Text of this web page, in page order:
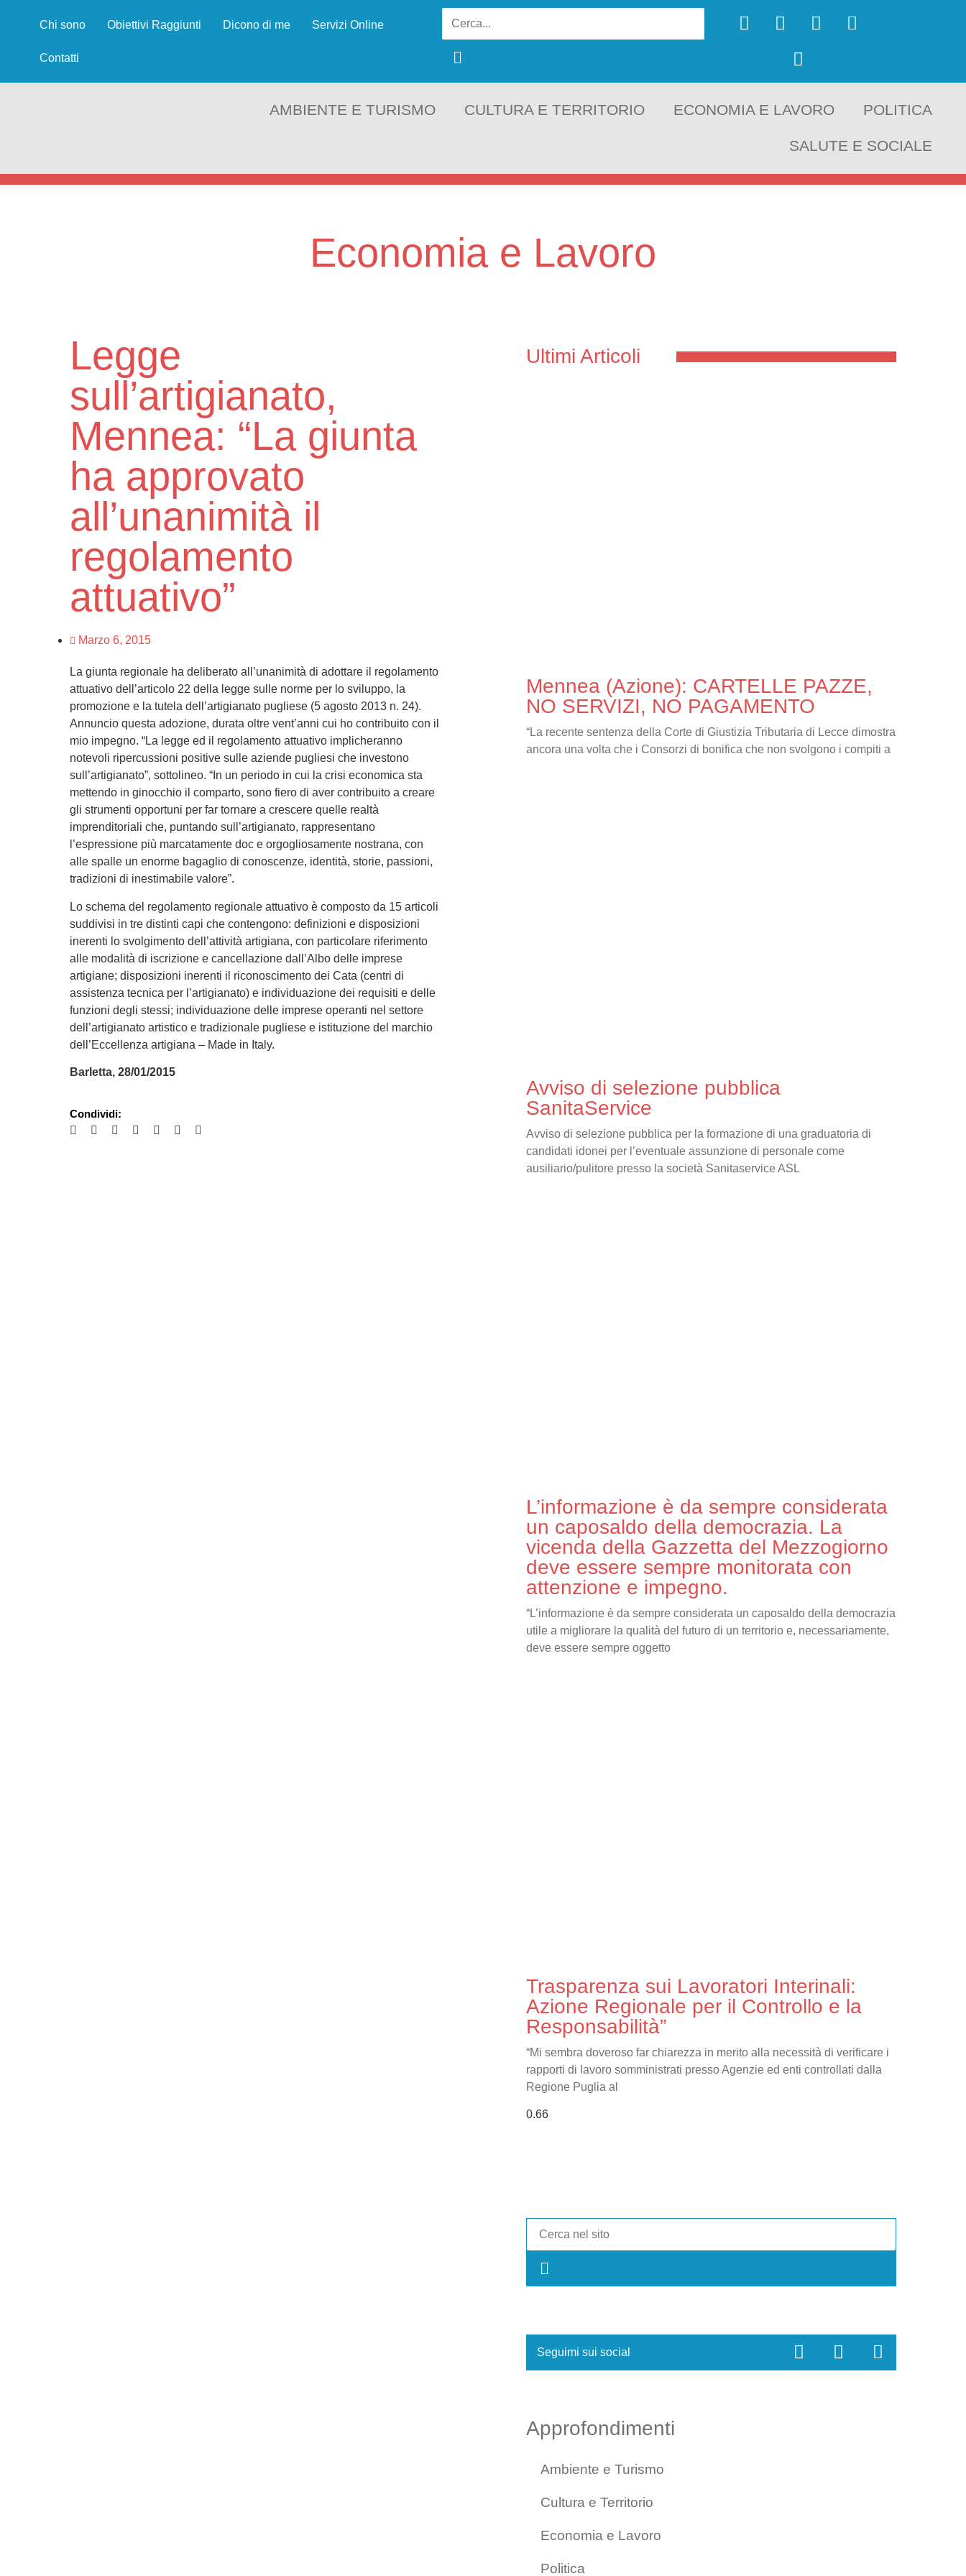
Chi sono Obiettivi Raggiunti Dicono di me Servizi Online
Contatti
AMBIENTE E TURISMO CULTURA E TERRITORIO ECONOMIA E LAVORO POLITICA
SALUTE E SOCIALE
Economia e Lavoro
Legge
sull’artigianato,
Mennea: “La giunta
ha approvato
all’unanimità il
regolamento
attuativo”
Marzo 6, 2015
La giunta regionale ha deliberato all’unanimità di adottare il regolamento
attuativo dell’articolo 22 della legge sulle norme per lo sviluppo, la
promozione e la tutela dell’artigianato pugliese (5 agosto 2013 n. 24).
Annuncio questa adozione, durata oltre vent’anni cui ho contribuito con il
mio impegno. “La legge ed il regolamento attuativo implicheranno
notevoli ripercussioni positive sulle aziende pugliesi che investono
sull’artigianato”, sottolineo. “In un periodo in cui la crisi economica sta
mettendo in ginocchio il comparto, sono fiero di aver contribuito a creare
gli strumenti opportuni per far tornare a crescere quelle realtà
imprenditoriali che, puntando sull’artigianato, rappresentano
l’espressione più marcatamente doc e orgogliosamente nostrana, con
alle spalle un enorme bagaglio di conoscenze, identità, storie, passioni,
tradizioni di inestimabile valore”.
Lo schema del regolamento regionale attuativo è composto da 15 articoli
suddivisi in tre distinti capi che contengono: definizioni e disposizioni
inerenti lo svolgimento dell’attività artigiana, con particolare riferimento
alle modalità di iscrizione e cancellazione dall’Albo delle imprese
artigiane; disposizioni inerenti il riconoscimento dei Cata (centri di
assistenza tecnica per l’artigianato) e individuazione dei requisiti e delle
funzioni degli stessi; individuazione delle imprese operanti nel settore
dell’artigianato artistico e tradizionale pugliese e istituzione del marchio
dell’Eccellenza artigiana – Made in Italy.
Barletta, 28/01/2015
Condividi:
Ultimi Articoli
Mennea (Azione): CARTELLE PAZZE,
NO SERVIZI, NO PAGAMENTO
“La recente sentenza della Corte di Giustizia Tributaria di Lecce dimostra
ancora una volta che i Consorzi di bonifica che non svolgono i compiti a
Avviso di selezione pubblica
SanitaService
Avviso di selezione pubblica per la formazione di una graduatoria di
candidati idonei per l’eventuale assunzione di personale come
ausiliario/pulitore presso la società Sanitaservice ASL
L’informazione è da sempre considerata
un caposaldo della democrazia. La
vicenda della Gazzetta del Mezzogiorno
deve essere sempre monitorata con
attenzione e impegno.
“L’informazione è da sempre considerata un caposaldo della democrazia
utile a migliorare la qualità del futuro di un territorio e, necessariamente,
deve essere sempre oggetto
Trasparenza sui Lavoratori Interinali:
Azione Regionale per il Controllo e la
Responsabilità”
“Mi sembra doveroso far chiarezza in merito alla necessità di verificare i
rapporti di lavoro somministrati presso Agenzie ed enti controllati dalla
Regione Puglia al
Seguimi sui social
Approfondimenti
Ambiente e Turismo
Cultura e Territorio
Economia e Lavoro
Politica